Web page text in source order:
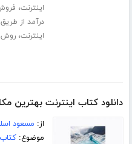
اینترنت،
درآمد از
اینترنت،روش
دانلود کتاب اینترنت بهترین
از: مسعود
موضوع: